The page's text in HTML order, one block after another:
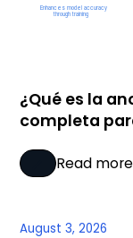
¿Qué es la
completa
Read more
August 3, 2026